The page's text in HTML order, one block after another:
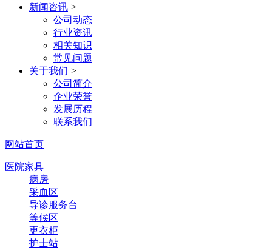
新闻咨讯 >
公司动态
行业资讯
相关知识
常见问题
关于我们 >
公司简介
企业荣誉
发展历程
联系我们
网站首页
医院家具
病房
采血区
导诊服务台
等候区
更衣柜
护士站